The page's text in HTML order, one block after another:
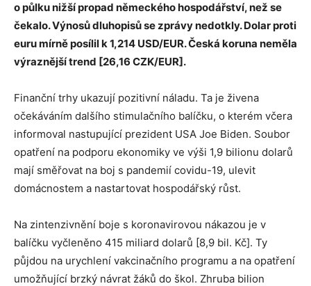
o půlku nižší propad německého hospodářství, než se
čekalo. Výnosů dluhopisů se zprávy nedotkly. Dolar proti
euru mírně posílil k 1,214 USD/EUR. Česká koruna neměla
výraznější trend [26,16 CZK/EUR].
Finanční trhy ukazují pozitivní náladu. Ta je živena
očekáváním dalšího stimulačního balíčku, o kterém včera
informoval nastupující prezident USA Joe Biden. Soubor
opatření na podporu ekonomiky ve výši 1,9 bilionu dolarů
mají směřovat na boj s pandemií covidu-19, ulevit
domácnostem a nastartovat hospodářský růst.
Na zintenzivnění boje s koronavirovou nákazou je v
balíčku vyčleněno 415 miliard dolarů [8,9 bil. Kč]. Ty
půjdou na urychlení vakcinačního programu a na opatření
umožňující brzký návrat žáků do škol. Zhruba bilion